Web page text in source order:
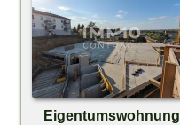
Eigentumswohnung